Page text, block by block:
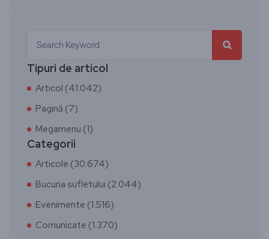
Tipuri de articol
Articol (41.042)
Pagină (7)
Megamenu (1)
Categorii
Articole (30.674)
Bucuria sufletului (2.044)
Evenimente (1.516)
Comunicate (1.370)